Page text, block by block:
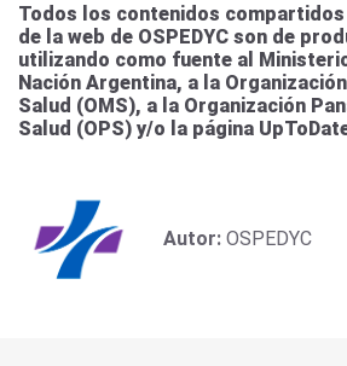
Todos los contenidos compartidos
de la web de OSPEDYC son de
utilizando como fuente al
Nación Argentina, a la
Salud (OMS), a la Organización
Salud (OPS) y/o la página
Autor: OSPEDYC